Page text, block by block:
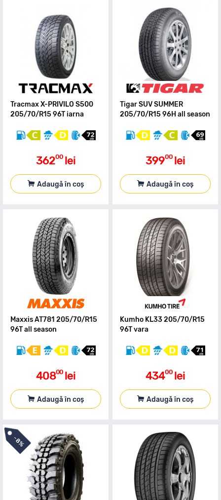
Tracmax X-PRIVILO S500
205/70/R15 96T iarna
36200 lei
Adaugă în coș
Tigar SUV SUMMER
205/70/R15 96H all season
39900 lei
Adaugă în coș
Maxxis AT781 205/70/R15
96T all season
40800 lei
Adaugă în coș
Kumho KL33 205/70/R15
96T vara
43400 lei
Adaugă în coș
-
8%